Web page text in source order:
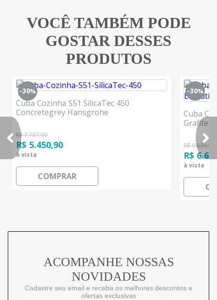
VOCÊ TAMBÉM PODE
GOSTAR DESSES
PRODUTOS
-30%
Cuba Cozinha S51 SilicaTec 450
Concretegrey Hansgrohe
R$ 7.787,00
R$ 5.450,90
à vista
COMPRAR
-30%
Cuba
Grafite
R$ 9.536,00
R$
à vista
ACOMPANHE NOSSAS
NOVIDADES
Cadastre seu email e receba os melhores descontos e
ofertas exclusivas